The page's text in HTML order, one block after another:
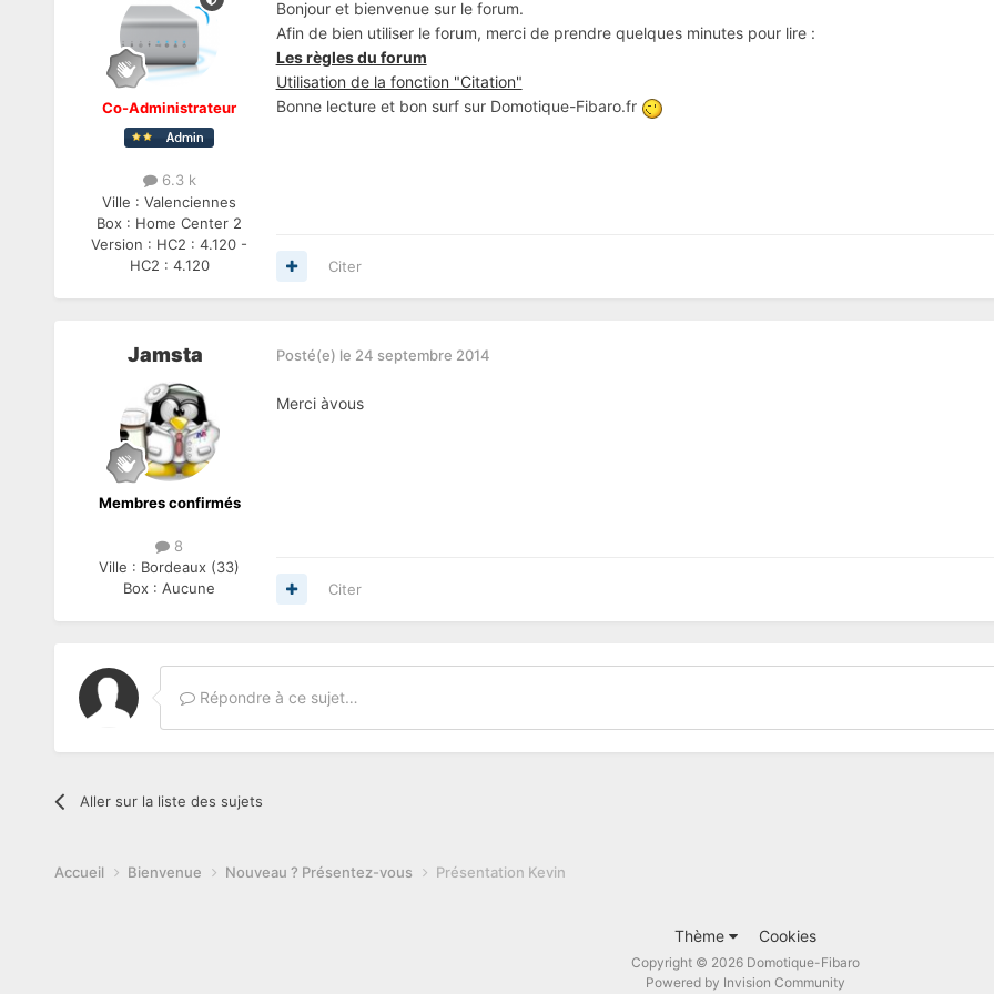
Co-Administrateur
6.3 k
Ville :Valenciennes
Box : Home Center 2
Version : HC2 : 4.120 -
HC2 : 4.120
Bonjour et bienvenue sur le forum.
Afin de bien utiliser le forum, merci de prendre quelques minutes pour lire :
Les règles du forum
Utilisation de la fonction "Citation"
Bonne lecture et bon surf sur Domotique-Fibaro.fr
Citer
Jamsta
Membres confirmés
8
Ville : Bordeaux (33)
Box :Aucune
Posté(e) le 24 septembre 2014
Merci àvous
Citer
Répondre à ce sujet…
Aller sur la liste des sujets
Accueil Bienvenue Nouveau ? Présentez-vous Présentation Kevin
Thème Cookies
Copyright © 2026 Domotique-Fibaro
Powered by Invision Community